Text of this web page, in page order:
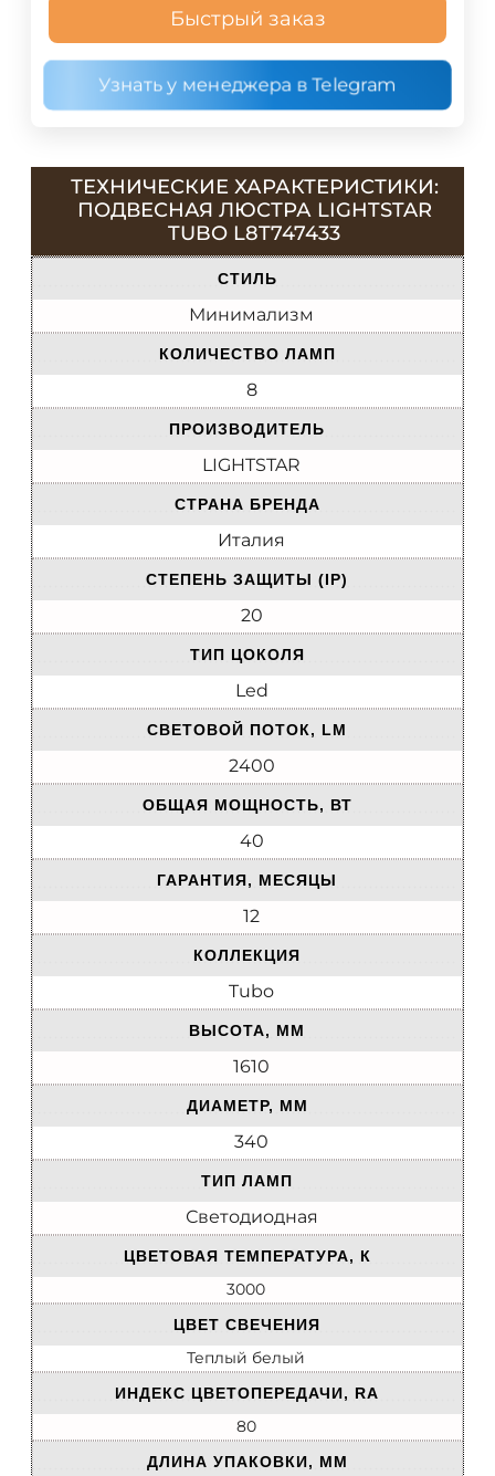
Быстрый заказ
Узнать у менеджера в Telegram
ТЕХНИЧЕСКИЕ ХАРАКТЕРИСТИКИ:
ПОДВЕСНАЯ ЛЮСТРА LIGHTSTAR
TUBO L8T747433
СТИЛЬ
Минимализм
КОЛИЧЕСТВО ЛАМП
8
ПРОИЗВОДИТЕЛЬ
LIGHTSTAR
СТРАНА БРЕНДА
Италия
СТЕПЕНЬ ЗАЩИТЫ (IP)
20
ТИП ЦОКОЛЯ
Led
СВЕТОВОЙ ПОТОК, LM
2400
ОБЩАЯ МОЩНОСТЬ, ВТ
40
ГАРАНТИЯ, МЕСЯЦЫ
12
КОЛЛЕКЦИЯ
Tubo
ВЫСОТА, ММ
1610
ДИАМЕТР, ММ
340
ТИП ЛАМП
Светодиодная
ЦВЕТОВАЯ ТЕМПЕРАТУРА, К
3000
ЦВЕТ СВЕЧЕНИЯ
Теплый белый
ИНДЕКС ЦВЕТОПЕРЕДАЧИ, RA
80
ДЛИНА УПАКОВКИ, ММ